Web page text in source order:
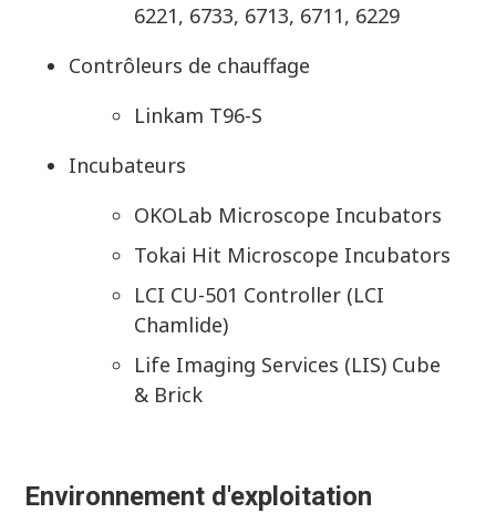
6221, 6733, 6713, 6711, 6229
Contrôleurs de chauffage
Linkam T96-S
Incubateurs
OKOLab Microscope Incubators
Tokai Hit Microscope Incubators
LCI CU-501 Controller (LCI
Chamlide)
Life Imaging Services (LIS) Cube
& Brick
Environnement d'exploitation